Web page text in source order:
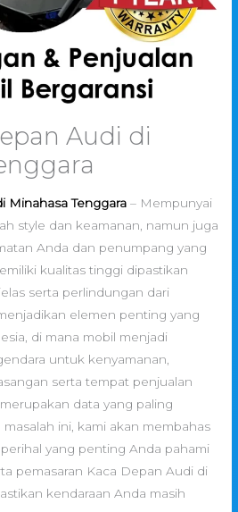
Audi di
Minahasa Tenggara – Mempunyai
style dan keamanan, namun juga
Anda dan penumpang yang
kualitas tinggi dipastikan
serta perlindungan dari
elemen penting yang
di mana mobil menjadi
untuk kenyamanan,
serta tempat penjualan
data yang paling
ini, kami akan membahas
yang penting Anda pahami
pemasaran Kaca Depan Audi di
kendaraan Anda masih